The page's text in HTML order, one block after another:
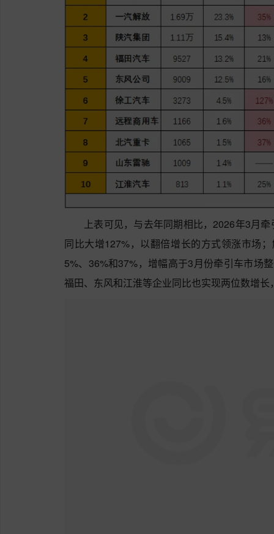
上表可见，与去年同期相比，2026年3月
同比大增127%，以翻倍增长的方式领涨市场
5%、36%和37%，增幅高于3月份牵引车市场
福田、东风和江淮等企业同比也实现两位数增